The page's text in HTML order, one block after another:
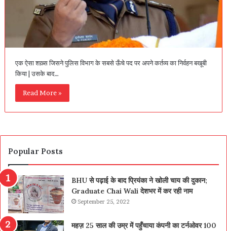
एक ऐसा शख़्स जिसने पुलिस विभाग के सबसे ऊँचे पद पर अपने कर्तव्य का निर्वहन बखूबी
किया | उसके बाद…
Read More »
Popular Posts
BHU से पढ़ाई के बाद प्रियंका ने खोली चाय की दुकान;
Graduate Chai Wali देशभर में कर रही नाम
September 25, 2022
महज़ 25 साल की उम्र में पहुँचाया कंपनी का टर्नओवर 100